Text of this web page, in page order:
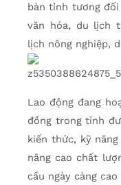
bàn tỉnh tương
văn hóa, du lịch
lịch nông nghiệp,
Lao động đang
đồng trong tỉnh
kiến thức, kỹ
nâng cao chất
cầu ngày càng